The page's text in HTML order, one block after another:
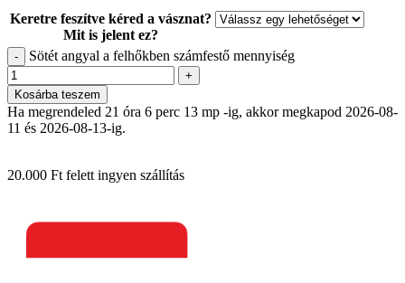
Keretre feszítve kéred a vásznat?
Mit is jelent ez?
- Sötét angyal a felhőkben számfestő mennyiség
+
Kosárba teszem
Ha megrendeled 21 óra 6 perc 12 mp -ig, akkor megkapod 2026-08-
11 és 2026-08-13-ig.
20.000 Ft felett ingyen szállítás